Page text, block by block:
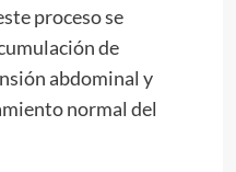
proceso se
de
abdominal y
normal del